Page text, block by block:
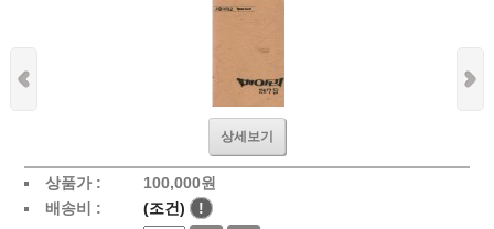
상세보기
상품가 : 100,000원
배송비 :
(조건)
!